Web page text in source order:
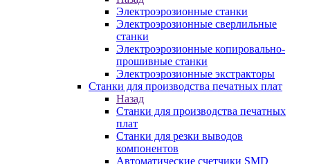
Электроэрозионные станки
Электроэрозионные сверлильные
станки
Электроэрозионные копировально-
прошивные станки
Электроэрозионные экстракторы
Станки для производства печатных плат
Назад
Станки для производства печатных
плат
Станки для резки выводов
компонентов
Автоматические счетчики SMD